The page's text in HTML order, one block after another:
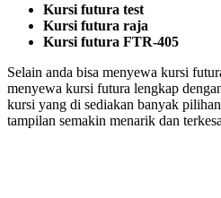
Kursi futura test
Kursi futura raja
Kursi futura FTR-405
Selain anda bisa menyewa kursi
menyewa kursi futura lengkap
kursi yang di sediakan banyak
tampilan semakin menarik dan